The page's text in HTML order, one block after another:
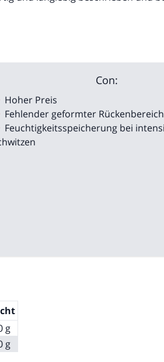
Con:
Hoher Preis
Fehlender geformter Rückenbereich
Feuchtigkeitsspeicherung bei
g
g